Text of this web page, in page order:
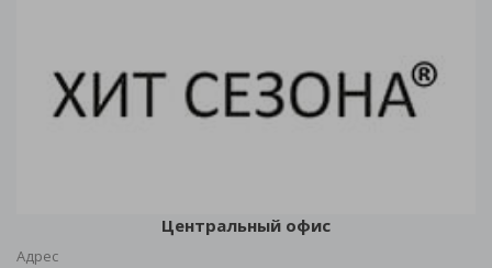
Центральный офис
Адрес